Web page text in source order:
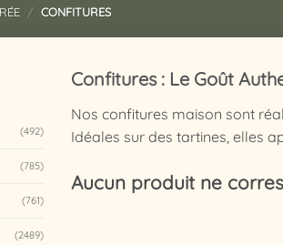
/ CONFITURES
(492)
(785)
(761)
(2489)
Confitures : Le Goût
Nos confitures maison sont
Idéales sur des tartines, elles
Aucun produit ne